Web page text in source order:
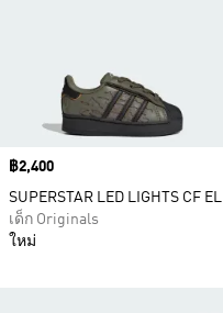
Price
฿2,400
SUPERSTAR LED LIGHTS CF EL I
เด็ก Originals
ใหม่